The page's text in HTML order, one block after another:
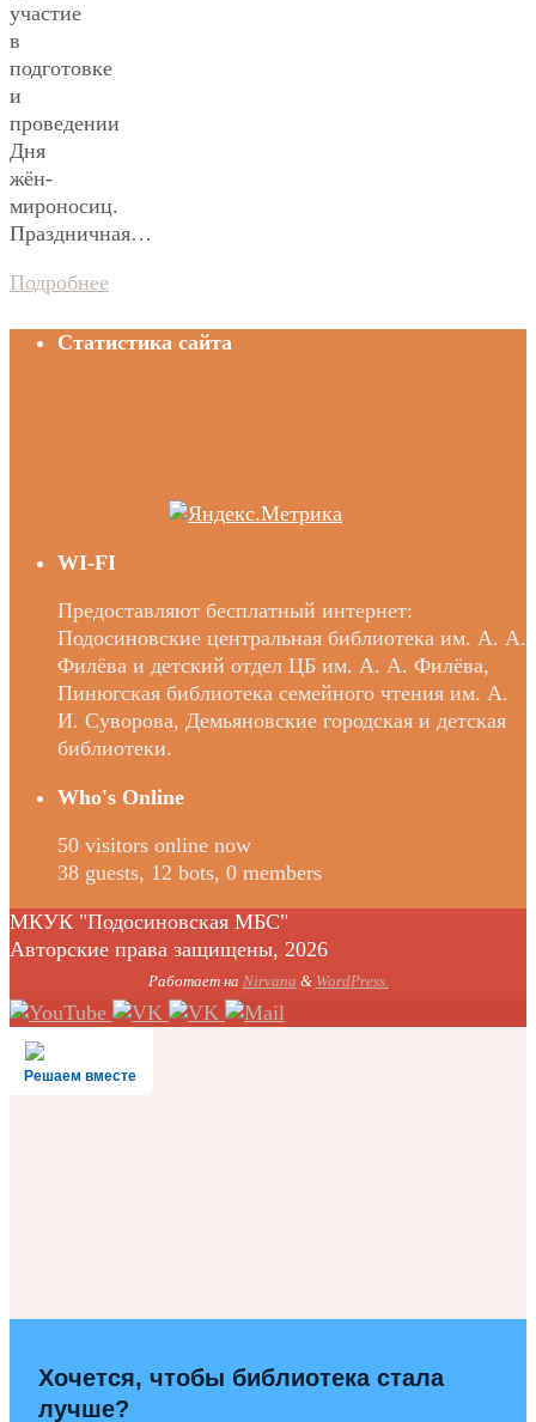
участие
в
подготовке
и
проведении
Дня
жён-
мироносиц.
Праздничная…
Подробнее
Статистика сайта
WI-FI
Предоставляют бесплатный интернет:
Подосиновские центральная библиотека им. А. А.
Филёва и детский отдел ЦБ им. А. А. Филёва,
Пинюгская библиотека семейного чтения им. А.
И. Суворова, Демьяновские городская и детская
библиотеки.
Who's Online
50 visitors online now
38 guests, 12 bots, 0 members
МКУК "Подосиновская МБС"
Авторские права защищены, 2026
Работает на Nirvana & WordPress.
Решаем вместе
Хочется, чтобы библиотека стала
лучше?